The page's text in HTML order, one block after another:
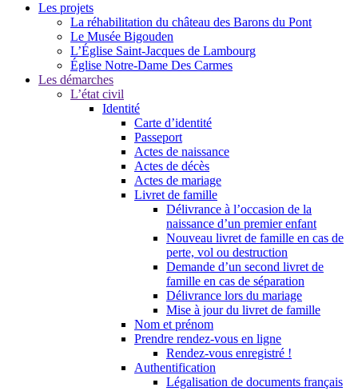
Les projets
La réhabilitation du château des Barons du Pont
Le Musée Bigouden
L’Église Saint-Jacques de Lambourg
Église Notre-Dame Des Carmes
Les démarches
L’état civil
Identité
Carte d’identité
Passeport
Actes de naissance
Actes de décès
Actes de mariage
Livret de famille
Délivrance à l’occasion de la
naissance d’un premier enfant
Nouveau livret de famille en cas de
perte, vol ou destruction
Demande d’un second livret de
famille en cas de séparation
Délivrance lors du mariage
Mise à jour du livret de famille
Nom et prénom
Prendre rendez-vous en ligne
Rendez-vous enregistré !
Authentification
Légalisation de documents français